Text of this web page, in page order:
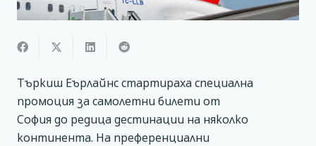
Търкиш Еърлайнс стартираха специална
промоция за самолетни билети от
София до редица дестинации на няколко
континента. На преференциални